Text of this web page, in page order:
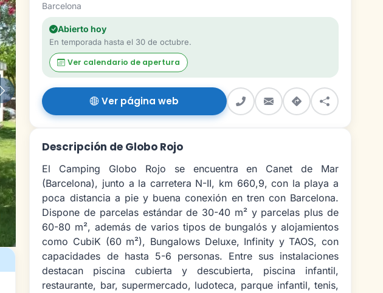
Siguiente
Barcelona
Abierto hoy
En temporada hasta el 30 de octubre.
Ver calendario de apertura
Ver página web
Descripción de Globo Rojo
El Camping Globo Rojo se encuentra en Canet de Mar
(Barcelona), junto a la carretera N-II, km 660,9, con la playa a
poca distancia a pie y buena conexión en tren con Barcelona.
Dispone de parcelas estándar de 30-40 m² y parcelas plus de
60-80 m², además de varios tipos de bungalós y alojamientos
como CubiK (60 m²), Bungalows Deluxe, Infinity y TAOS, con
capacidades de hasta 5-6 personas. Entre sus instalaciones
destacan piscina cubierta y descubierta, piscina infantil,
restaurante, bar, supermercado, ludoteca, parque infantil, tenis,